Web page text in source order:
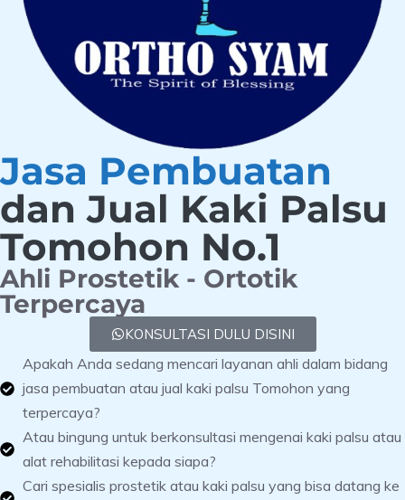
Jasa Pembuatan
dan Jual Kaki Palsu
Tomohon No.1
Ahli Prostetik - Ortotik
Terpercaya
KONSULTASI DULU DISINI
Apakah Anda sedang mencari layanan ahli dalam bidang
jasa pembuatan atau jual kaki palsu Tomohon yang
terpercaya?
Atau bingung untuk berkonsultasi mengenai kaki palsu atau
alat rehabilitasi kepada siapa?
Cari spesialis prostetik atau kaki palsu yang bisa datang ke